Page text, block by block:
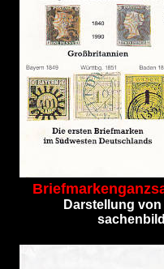
Darstellung